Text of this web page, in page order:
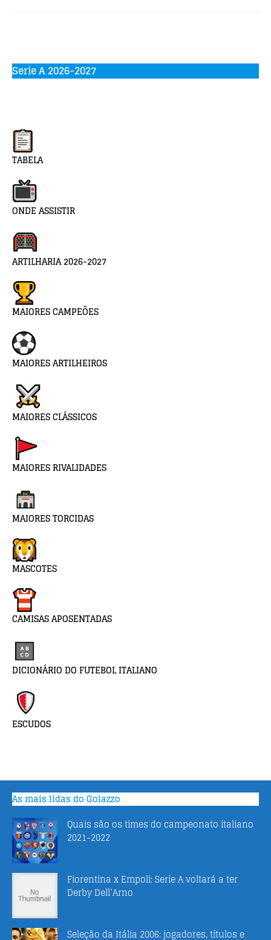
Serie A 2026-2027
TABELA
ONDE ASSISTIR
ARTILHARIA 2026-2027
MAIORES CAMPEÕES
MAIORES ARTILHEIROS
MAIORES CLÁSSICOS
MAIORES RIVALIDADES
MAIORES TORCIDAS
MASCOTES
CAMISAS APOSENTADAS
DICIONÁRIO DO FUTEBOL ITALIANO
ESCUDOS
As mais lidas do Golazzo
Quais são os times do campeonato italiano
2021-2022
Fiorentina x Empoli: Serie A voltará a ter
Derby Dell’Arno
Seleção da Itália 2006: jogadores, títulos e